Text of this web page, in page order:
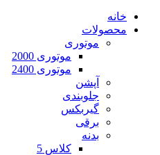
خانه
محصولات
موتوری
موتوری 2000
موتوری 2400
آپشن
جلوبندی
گیربکس
برقی
بدنه
کلاس 5